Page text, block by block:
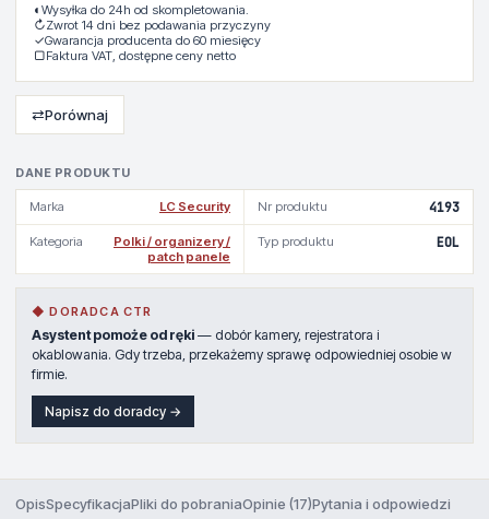
DANE PRODUKTU
Marka LC Security Nr produktu 4193
Kategoria
Polki / organizery /
patch panele
Typ produktu EOL
◆ DORADCA CTR
Asystent pomoże od ręki — dobór kamery, rejestratora i
okablowania. Gdy trzeba, przekażemy sprawę odpowiedniej osobie w
firmie.
Napisz do doradcy →
◐ Wysyłka do 24h od skompletowania.
↻Zwrot 14 dni bez podawania przyczyny
✓Gwarancja producenta do 60 miesięcy
▢Faktura VAT, dostępne ceny netto
⇄Porównaj
OpisSpecyfikacjaPliki do pobraniaOpinie (17)Pytania i odpowiedzi